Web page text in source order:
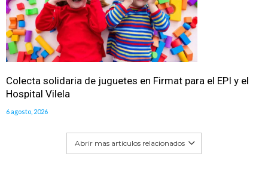
Colecta solidaria de juguetes en Firmat para el EPI y el
Hospital Vilela
6 agosto, 2026
Abrir mas artículos relacionados